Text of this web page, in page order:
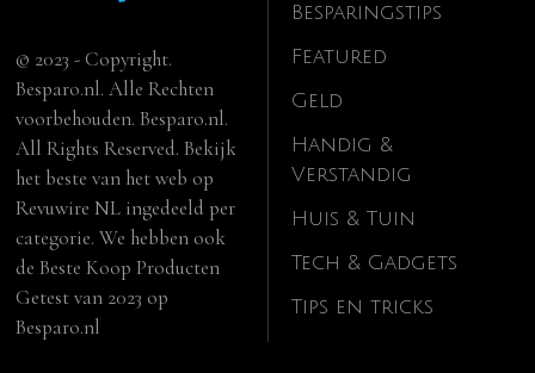
© 2023 - Copyright.
Besparo.nl. Alle Rechten
voorbehouden. Besparo.nl.
All Rights Reserved. Bekijk
het beste van het web op
Revuwire NL ingedeeld per
categorie. We hebben ook
deBeste Koop Producten
Getest van 2023 op
Besparo.nl
Besparingstips
Featured
Geld
Handig &
Verstandig
Huis & Tuin
Tech & Gadgets
Tips en tricks